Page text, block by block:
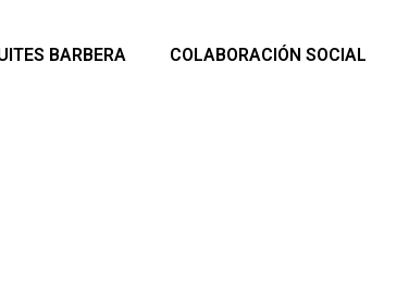
BARBERA COLABORACIÓN SOCIAL